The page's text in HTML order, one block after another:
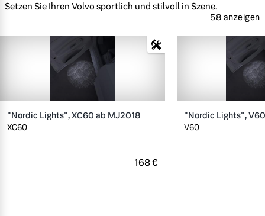
Setzen Sie Ihren Volvo sportlich und stilvoll in Szene.
58 anzeigen
"Nordic Lights", XC60 ab MJ2018
XC60
168 €
"Nordic Lights",
V60